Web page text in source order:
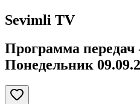
Sevimli TV
Программа
Понедельник